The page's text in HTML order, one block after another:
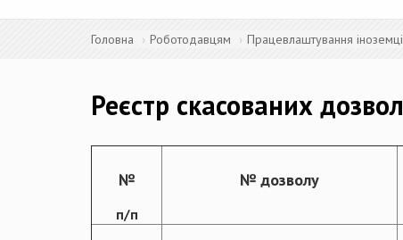
Головна Роботодавцям Працевлаштування
Реєстр скасованих
№
п/п
№ дозволу